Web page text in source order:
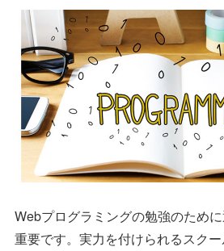
Webプログラミングの勉強のため
重要です。実力を付けられるスク